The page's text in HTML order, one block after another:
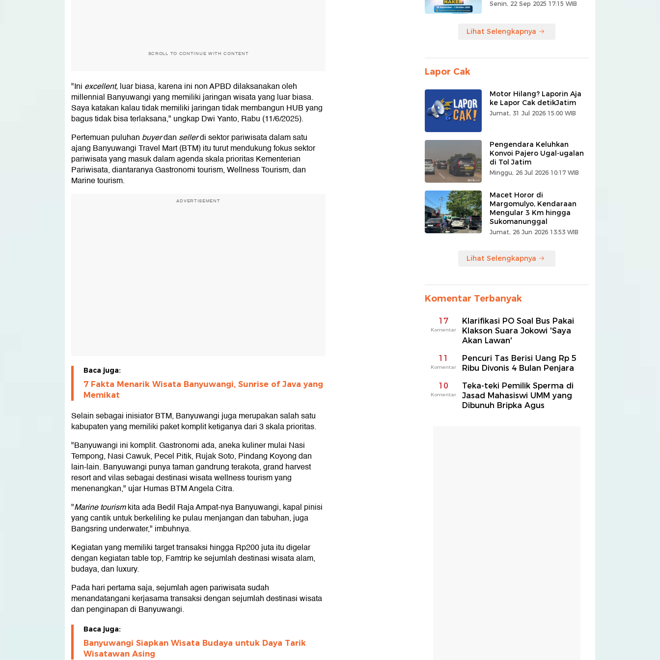
SCROLL TO CONTINUE WITH CONTENT
"Ini excellent,luar biasa, karena ini non APBD dilaksanakan oleh
millennial Banyuwangi yang memiliki jaringan wisata yang luar biasa.
Saya katakan kalau tidak memiliki jaringan tidak membangun HUB yang
bagus tidak bisa terlaksana," ungkap Dwi Yanto, Rabu (11/6/2025).
Pertemuan puluhan buyerdan sellerdi sektor pariwisata dalam satu
ajang Banyuwangi Travel Mart (BTM) itu turut mendukung fokus sektor
pariwisata yang masuk dalam agenda skala prioritas Kementerian
Pariwisata, diantaranya Gastronomi tourism, Wellness Tourism, dan
Marine tourism.
ADVERTISEMENT
Baca juga:
7 Fakta Menarik Wisata Banyuwangi, Sunrise of Java yang
Memikat
Selain sebagai inisiator BTM, Banyuwangi juga merupakan salah satu
kabupaten yang memiliki paket komplit ketiganya dari 3 skala prioritas.
"Banyuwangi ini komplit. Gastronomi ada, aneka kuliner mulai Nasi
Tempong, Nasi Cawuk, Pecel Pitik, Rujak Soto, Pindang Koyong dan
lain-lain. Banyuwangi punya taman gandrung terakota, grand harvest
resort and vilas sebagai destinasi wisata wellness tourism yang
menenangkan," ujar Humas BTM Angela Citra.
"Marine tourismkita ada Bedil Raja Ampat-nya Banyuwangi, kapal pinisi
yang cantik untuk berkeliling ke pulau menjangan dan tabuhan, juga
Bangsring underwater," imbuhnya.
Kegiatan yang memiliki target transaksi hingga Rp200 juta itu digelar
dengan kegiatan table top, Famtrip ke sejumlah destinasi wisata alam,
budaya, dan luxury.
Pada hari pertama saja, sejumlah agen pariwisata sudah
menandatangani kerjasama transaksi dengan sejumlah destinasi wisata
dan penginapan di Banyuwangi.
Baca juga:
Banyuwangi Siapkan Wisata Budaya untuk Daya Tarik
Wisatawan Asing
Senin, 22 Sep 2025 17:15 WIB
Lihat Selengkapnya
Lapor Cak
Motor Hilang? Laporin Aja
ke Lapor Cak detikJatim
Jumat, 31 Jul 2026 15:00 WIB
Pengendara Keluhkan
Konvoi Pajero Ugal-ugalan
di Tol Jatim
Minggu, 26 Jul 2026 10:17 WIB
Macet Horor di
Margomulyo, Kendaraan
Mengular 3 Km hingga
Sukomanunggal
Jumat, 26 Jun 2026 13:53 WIB
Lihat Selengkapnya
Komentar Terbanyak
17
Komentar
Klarifikasi PO Soal Bus Pakai
Klakson Suara Jokowi 'Saya
Akan Lawan'
11
Komentar
Pencuri Tas Berisi Uang Rp 5
Ribu Divonis 4 Bulan Penjara
10
Komentar
Teka-teki Pemilik Sperma di
Jasad Mahasiswi UMM yang
Dibunuh Bripka Agus